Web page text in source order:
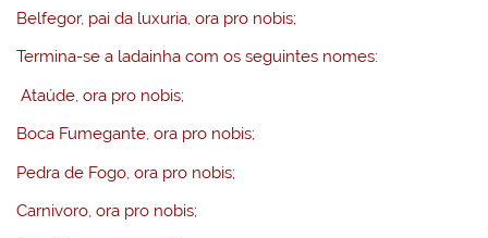
Belfegor, pai da luxuria, ora pro nobis;
Termina-se a ladainha com os seguintes nomes:
Ataúde, ora pro nobis;
Boca Fumegante, ora pro nobis;
Pedra de Fogo, ora pro nobis;
Carnivoro, ora pro nobis;